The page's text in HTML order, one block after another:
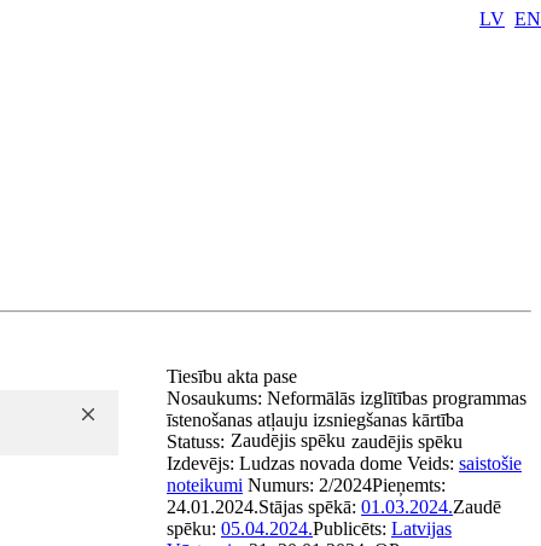
LV EN
Tiesību akta pase
Nosaukums: Neformālās izglītības programmas
īstenošanas atļauju izsniegšanas kārtība
Statuss: Zaudējis spēku zaudējis spēku
Izdevējs: Ludzas novada dome Veids: saistošie
noteikumi Numurs: 2/2024Pieņemts:
24.01.2024.Stājas spēkā: 01.03.2024.Zaudē
spēku: 05.04.2024.Publicēts: Latvijas